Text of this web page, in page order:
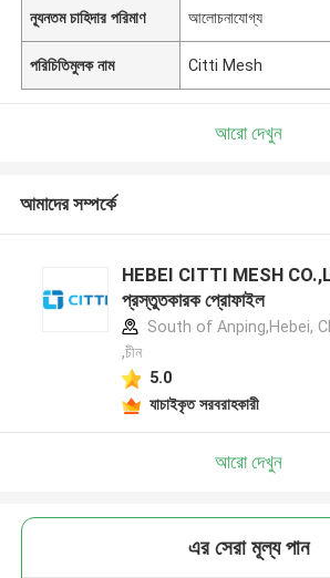
ন্যূনতম চাহিদার পরিমাণ আলোচনাযোগ্য
পরিচিতিমুলক নাম Citti Mesh
আরো দেখুন
আমাদের সম্পর্কে
HEBEI CITTI MESH
প্রস্তুতকারক প্রোফাইল
South of Anping,Hebei,
,চীন
5.0
যাচাইকৃত সরবরাহকারী
আরো দেখুন
এর সেরা মূল্য পান